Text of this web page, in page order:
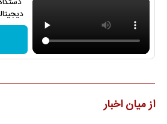
از میان اخبار